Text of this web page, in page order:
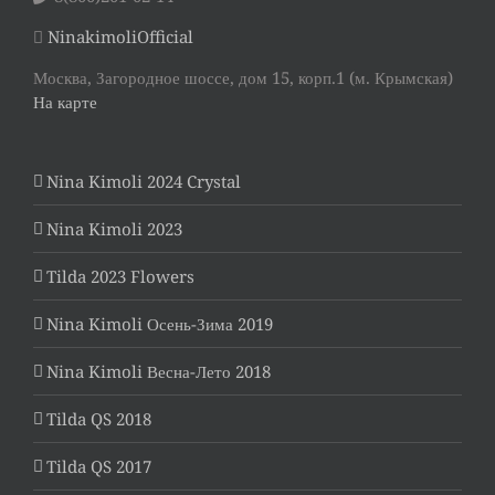
NinakimoliOfficial
Москва, Загородное шоссе, дом 15, корп.1 (м. Крымская)
На карте
Nina Kimoli 2024 Crystal
Nina Kimoli 2023
Tilda 2023 Flowers
Nina Kimoli Осень-Зима 2019
Nina Kimoli Весна-Лето 2018
Tilda QS 2018
Tilda QS 2017